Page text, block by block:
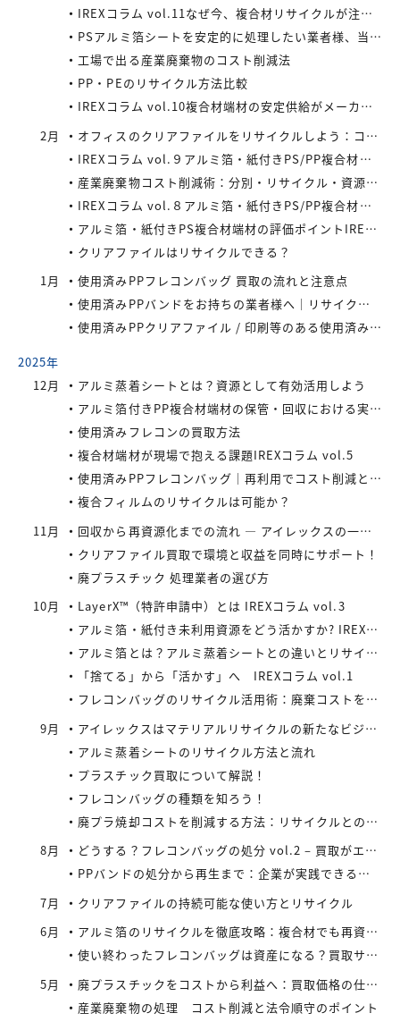
IREXコラム vol.11なぜ今、複合材リサイクルが注目されているのか
PSアルミ箔シートを安定的に処理したい業者様、当社が買い取ります！
工場で出る産業廃棄物のコスト削減法
PP・PEのリサイクル方法比較
IREXコラム vol.10複合材端材の安定供給がメーカーにもたらすメリット
2月
オフィスのクリアファイルをリサイクルしよう：コストと環境負荷を同時に減らす方法
IREXコラム vol.９アルミ箔・紙付きPS/PP複合材端材の回収スキームと全国対応体制
産業廃棄物コスト削減術：分別・リサイクル・資源化の徹底活用
IREXコラム vol.８アルミ箔・紙付きPS/PP複合材端材をより高く評価するために現場でできること
アルミ箔・紙付きPS複合材端材の評価ポイントIREXコラム vol.7
クリアファイルはリサイクルできる？
1月
使用済みPPフレコンバッグ 買取の流れと注意点
使用済みPPバンドをお持ちの業者様へ｜リサイクル・買取対応中
使用済みPPクリアファイル / 印刷等のある使用済みPPクリアファイルの再資源化とリサイクル方法
2025年
12月
アルミ蒸着シートとは？資源として有効活用しよう
アルミ箔付きPP複合材端材の保管・回収における実務上のポイントIREXコラム vol.6
使用済みフレコンの買取方法
複合材端材が現場で抱える課題IREXコラム vol.5
使用済みPPフレコンバッグ｜再利用でコスト削減と環境負荷軽減を実現
複合フィルムのリサイクルは可能か？
11月
回収から再資源化までの流れ ― アイレックスの一貫処理体制 IREXコラム vol.4
クリアファイル買取で環境と収益を同時にサポート！
廃プラスチック 処理業者の選び方
10月
LayerX™（特許申請中）とは IREXコラム vol.3
アルミ箔・紙付き未利用資源をどう活かすか? IREXコラム vol.2
アルミ箔とは？アルミ蒸着シートとの違いとリサイクルの取り組み
「捨てる」から「活かす」へ IREXコラム vol.1
フレコンバッグのリサイクル活用術：廃棄コストを減らす具体策とは
9月
アイレックスはマテリアルリサイクルの新たなビジネスに着手
アルミ蒸着シートのリサイクル方法と流れ
プラスチック買取について解説！
フレコンバッグの種類を知ろう！
廃プラ焼却コストを削減する方法：リサイクルとの比較で見えてくる最適解
8月
どうする？フレコンバッグの処分 vol.2 – 買取がエコにつながる
PPバンドの処分から再生まで：企業が実践できるコスト効率の高い手法
7月
クリアファイルの持続可能な使い方とリサイクル
6月
アルミ箔のリサイクルを徹底攻略：複合材でも再資源化できる最新手法とアイレックス株式会社の取り組み
使い終わったフレコンバッグは資産になる？買取サービスを活用したリサイクル戦略
5月
廃プラスチックをコストから利益へ：買取価格の仕組みと高値で売るコツ
産業廃棄物の処理 コスト削減と法令順守のポイント